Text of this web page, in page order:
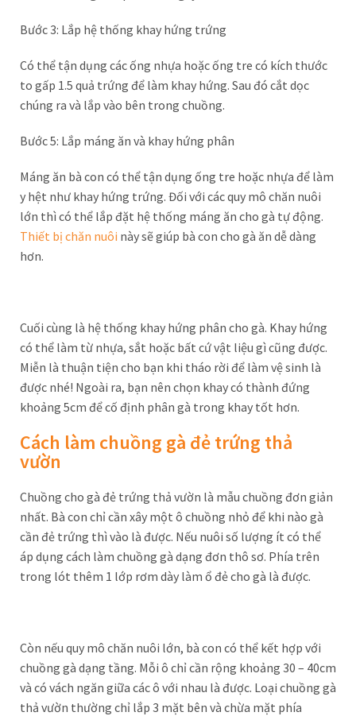
Bước 3: Lắp hệ thống khay hứng trứng
Có thể tận dụng các ống nhựa hoặc ống tre có kích thước
to gấp 1.5 quả trứng để làm khay hứng. Sau đó cắt dọc
chúng ra và lắp vào bên trong chuồng.
Bước 5: Lắp máng ăn và khay hứng phân
Máng ăn bà con có thể tận dụng ống tre hoặc nhựa để làm
y hệt như khay hứng trứng. Đối với các quy mô chăn nuôi
lớn thì có thể lắp đặt hệ thống máng ăn cho gà tự động.
Thiết bị chăn nuôi này sẽ giúp bà con cho gà ăn dễ dàng
hơn.
Cuối cùng là hệ thống khay hứng phân cho gà. Khay hứng
có thể làm từ nhựa, sắt hoặc bất cứ vật liệu gì cũng được.
Miễn là thuận tiện cho bạn khi tháo rời để làm vệ sinh là
được nhé! Ngoài ra, bạn nên chọn khay có thành đứng
khoảng 5cm để cố định phân gà trong khay tốt hơn.
Cách làm chuồng gà đẻ trứng thả
vườn
Chuồng cho gà đẻ trứng thả vườn là mẫu chuồng đơn giản
nhất. Bà con chỉ cần xây một ô chuồng nhỏ để khi nào gà
cần đẻ trứng thì vào là được. Nếu nuôi số lượng ít có thể
áp dụng cách làm chuồng gà dạng đơn thô sơ. Phía trên
trong lót thêm 1 lớp rơm dày làm ổ đẻ cho gà là được.
Còn nếu quy mô chăn nuôi lớn, bà con có thể kết hợp với
chuồng gà dạng tầng. Mỗi ô chỉ cần rộng khoảng 30 – 40cm
và có vách ngăn giữa các ô với nhau là được. Loại chuồng gà
thả vườn thường chỉ lắp 3 mặt bên và chừa mặt phía